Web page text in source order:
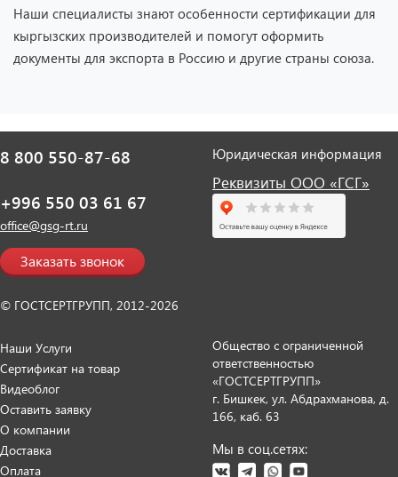
Наши специалисты знают особенности сертификации для
кыргызских производителей и помогут оформить
документы для экспорта в Россию и другие страны союза.
8 800 550-87-68
+996 550 03 61 67
office@gsg-rt.ru
Заказать звонок
© ГОСТСЕРТГРУПП, 2012-2026
Юридическая информация
Реквизиты ООО «ГСГ»
Наши Услуги
Сертификат на товар
Видеоблог
Оставить заявку
О компании
Доставка
Оплата
Общество с ограниченной
ответственностью
«ГОСТСЕРТГРУПП»
г. Бишкек, ул. Абдрахманова, д.
166, каб. 63
Мы в соц.сетях: